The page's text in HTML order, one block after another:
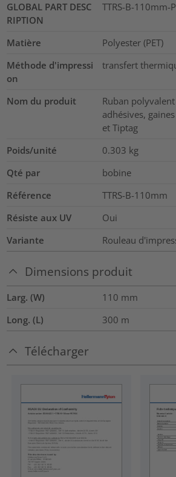
GLOBAL PART DESC
RIPTION
TTRS-B-110mm-
Matière
Polyester (PET)
Méthode d'impressi
on
transfert
Nom du produit
Ruban
adhésives,
et Tiptag
Poids/unité
0.303 kg
Qté par
bobine
Référence
TTRS-B-110mm
Résiste aux UV
Oui
Variante
Rouleau
Dimensions produit
Larg. (W) 110 mm
Long. (L)
300 m
Télécharger